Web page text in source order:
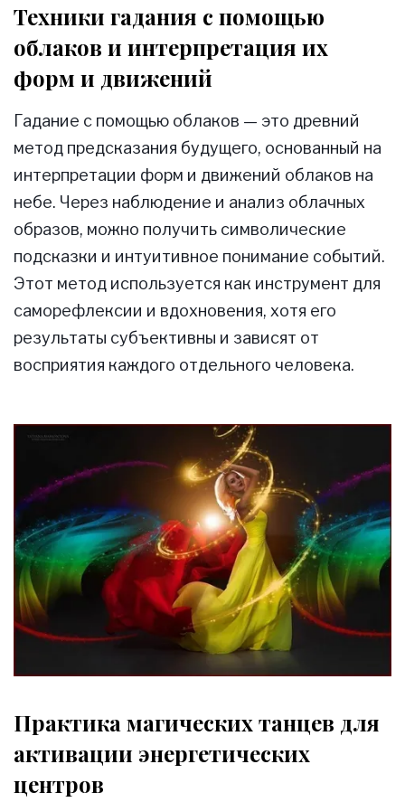
Техники гадания с помощью
облаков и интерпретация их
форм и движений
Гадание с помощью облаков — это древний
метод предсказания будущего, основанный на
интерпретации форм и движений облаков на
небе. Через наблюдение и анализ облачных
образов, можно получить символические
подсказки и интуитивное понимание событий.
Этот метод используется как инструмент для
саморефлексии и вдохновения, хотя его
результаты субъективны и зависят от
восприятия каждого отдельного человека.
Практика магических танцев для
активации энергетических
центров